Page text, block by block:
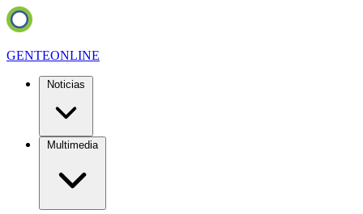
GENTEONLINE
Noticias
Multimedia